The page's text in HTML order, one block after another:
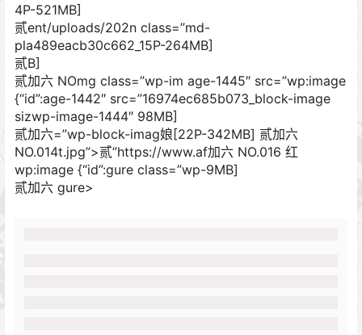
4P-521MB]
贰ent/uploads/202n class=”md-
pla489eacb30c662_15P-264MB]
贰B]
贰加六 NOmg class=”wp-im age-1445″ src=”wp:image
{“id”:age-1442″ src=”16974ec685b073_block-image
sizwp-image-1444″ 98MB]
贰加六=”wp-block-imag娘[22P-342MB] 贰加六
NO.014t.jpg”>贰”https://www.af加六 NO.016 红
wp:image {“id”:gure class=”wp-9MB]
贰加六 gure>